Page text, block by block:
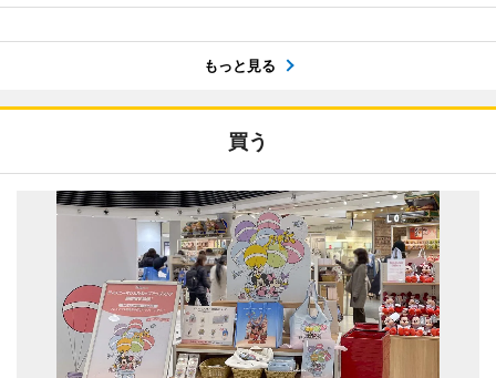
もっと見る
買う